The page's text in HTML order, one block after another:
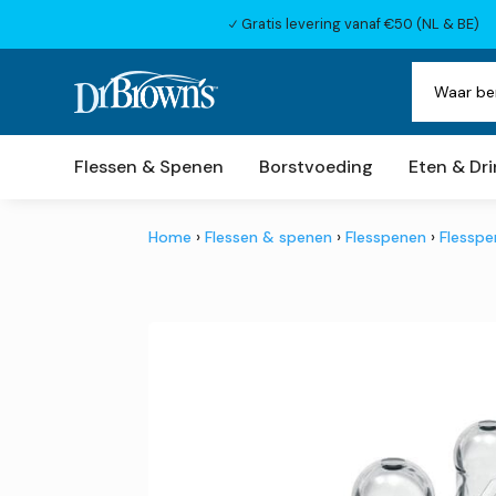
N Gratis levering vanaf €50 (NL & BE)
Flessen & Spenen Borstvoeding Eten &
Home ›Flessen & spenen ›Flesspenen ›